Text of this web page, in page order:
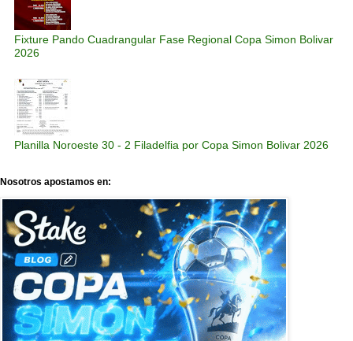
Fixture Pando Cuadrangular Fase Regional Copa Simon Bolivar
2026
Planilla Noroeste 30 - 2 Filadelfia por Copa Simon Bolivar 2026
Nosotros apostamos en: